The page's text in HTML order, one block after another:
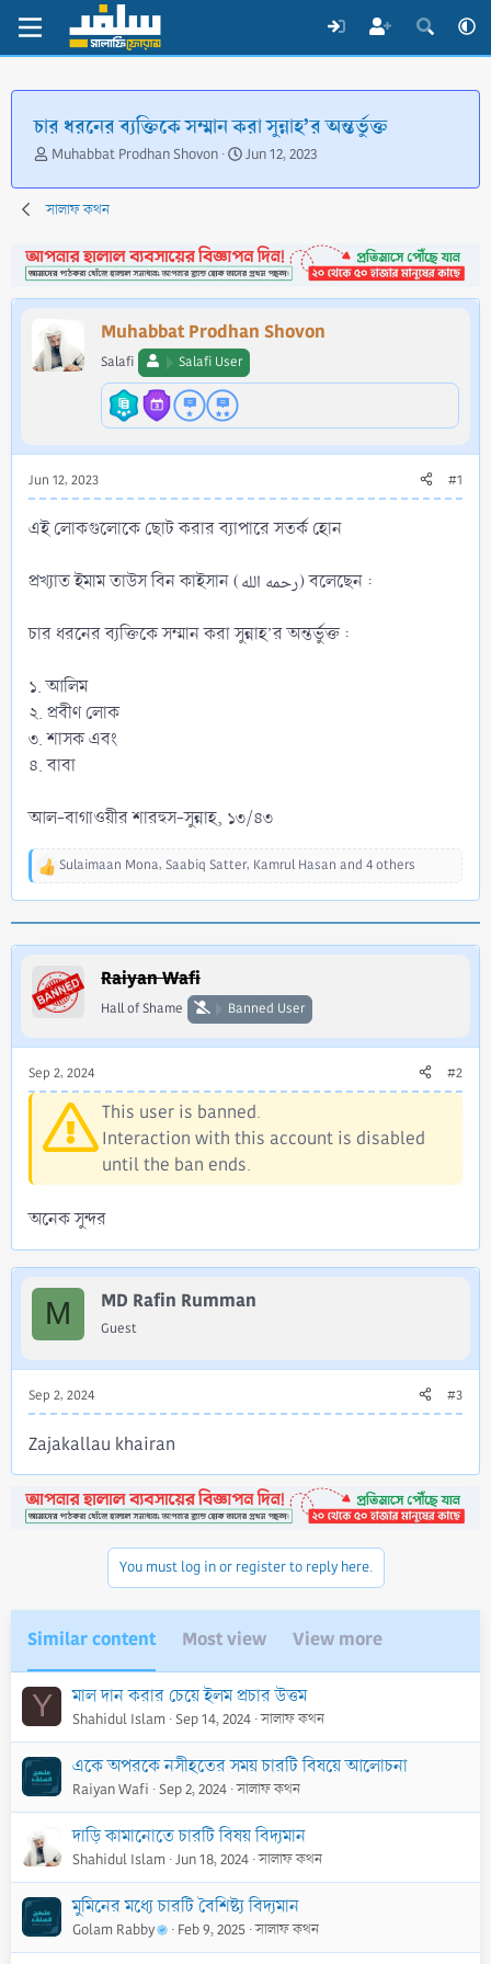
চার ধরনের ব্যক্তিকে সম্মান করা সুন্নাহ’র অন্তর্ভুক্ত
T
r
e
d
s
t
r
t
Muhabbat Prodhan Shovon
S
a
d
a
t
Jun 12, 2023
সালাফ কথন
Muhabbat Prodhan Shovon
Salafi Salafi User
Jun 12, 2023 #1
এই লোকগুলোকে ছোট করার ব্যাপারে সতর্ক হোন
প্রখ্যাত ইমাম তাউস বিন কাইসান (رحمه الله) বলেছেন :
চার ধরনের ব্যক্তিকে সম্মান করা সুন্নাহ’র অন্তর্ভুক্ত :
১. আলিম
২. প্রবীণ লোক
৩. শাসক এবং
৪. বাবা
আল-বাগাওয়ীর শারহুস-সুন্নাহ, ১৩/৪৩
R
t
o
n
:
Sulaimaan Mona, Saabiq Satter, Kamrul Hasan and 4 others
Raiyan Wafi
Hall of Shame Banned User
Sep 2, 2024 #2
This user is banned.
Interaction with this account is disabled
until the ban ends.
অনেক সুন্দর
M MD Rafin Rumman
Guest
Sep 2, 2024 #3
Zajakallau khairan
You must log in or register to reply here.
Similar content Most view View more
Y মাল দান করার চেয়ে ইলম প্রচার উত্তম
Shahidul Islam Sep 14, 2024 সালাফ কথন
একে অপরকে নসীহতের সময় চারটি বিষয়ে আলোচনা
Raiyan Wafi Sep 2, 2024 সালাফ কথন
দাড়ি কামানোতে চারটি বিষয় বিদ্যমান
Shahidul Islam Jun 18, 2024 সালাফ কথন
মুমিনের মধ্যে চারটি বৈশিষ্ট্য বিদ্যমান
Golam Rabby Feb 9, 2025 সালাফ কথন